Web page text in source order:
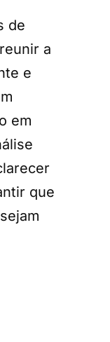
de
a
e
em
que